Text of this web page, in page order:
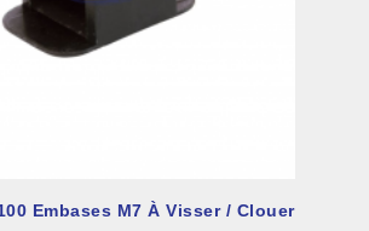
Embases M7 À Visser / Clouer